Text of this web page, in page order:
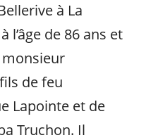
à La
l’âge de 86 ans et
monsieur
de feu
Lapointe et de
Truchon. Il